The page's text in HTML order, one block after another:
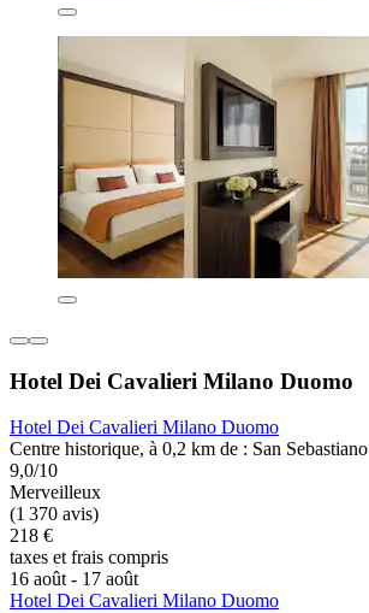
Hotel Dei Cavalieri Milano Duomo
Hotel Dei Cavalieri Milano Duomo
Centre historique, à 0,2 km de : San Sebastiano
9,0/10
Merveilleux
(1 370 avis)
218 €
taxes et frais compris
16 août - 17 août
Hotel Dei Cavalieri Milano Duomo